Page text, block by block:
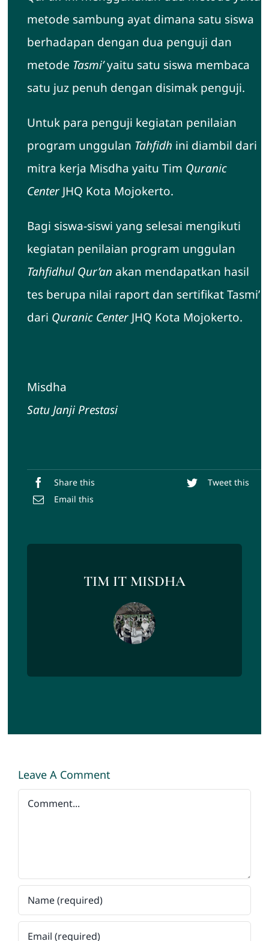
metode sambung ayat dimana satu siswa
berhadapan dengan dua penguji dan
metode Tasmi’yaitu satu siswa membaca
satu juz penuh dengan disimak penguji.
Untuk para penguji kegiatan penilaian
program unggulan Tahfidh ini diambil dari
mitra kerja Misdha yaitu Tim Quranic
CenterJHQ Kota Mojokerto.
Bagi siswa-siswi yang selesai mengikuti
kegiatan penilaian program unggulan
Tahfidhul Qur’an akan mendapatkan hasil
tes berupa nilai raport dan sertifikat Tasmi’
dari Quranic CenterJHQ Kota Mojokerto.
Misdha
Satu Janji Prestasi
Share this
Tweet this
Email this
TIM IT MISDHA
Leave A Comment
Comment